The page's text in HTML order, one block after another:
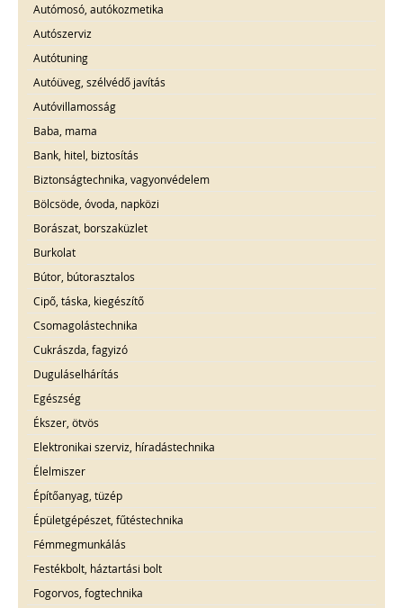
Autómosó, autókozmetika
Autószerviz
Autótuning
Autóüveg, szélvédő javítás
Autóvillamosság
Baba, mama
Bank, hitel, biztosítás
Biztonságtechnika, vagyonvédelem
Bölcsöde, óvoda, napközi
Borászat, borszaküzlet
Burkolat
Bútor, bútorasztalos
Cipő, táska, kiegészítő
Csomagolástechnika
Cukrászda, fagyizó
Duguláselhárítás
Egészség
Ékszer, ötvös
Elektronikai szerviz, híradástechnika
Élelmiszer
Építőanyag, tüzép
Épületgépészet, fűtéstechnika
Fémmegmunkálás
Festékbolt, háztartási bolt
Fogorvos, fogtechnika